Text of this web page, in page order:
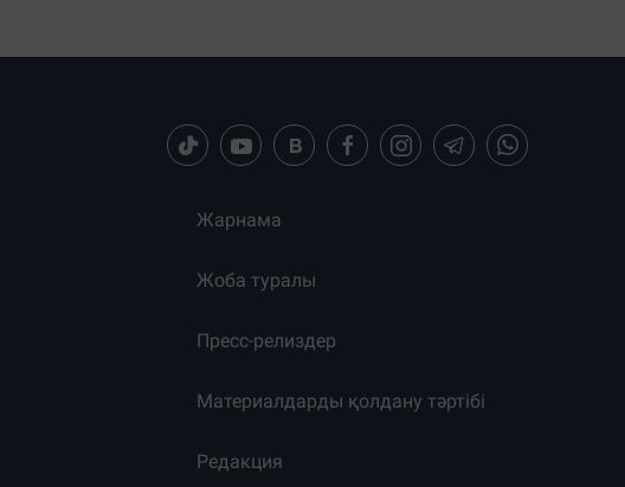
Жарнама
Жоба туралы
Пресс-релиздер
Материалдарды қолдану тәртібі
Редакция